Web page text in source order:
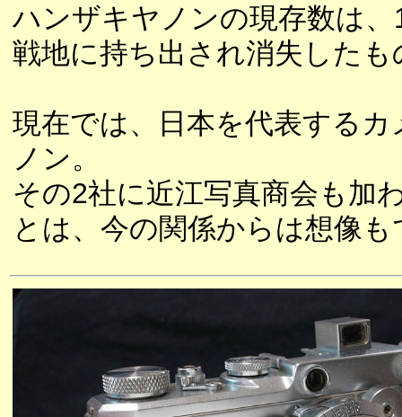
ハンザキヤノンの現存数は
戦地に持ち出され消失した
現在では、日本を代表する
ノン。
その2社に近江写真商会も加
とは、今の関係からは想像